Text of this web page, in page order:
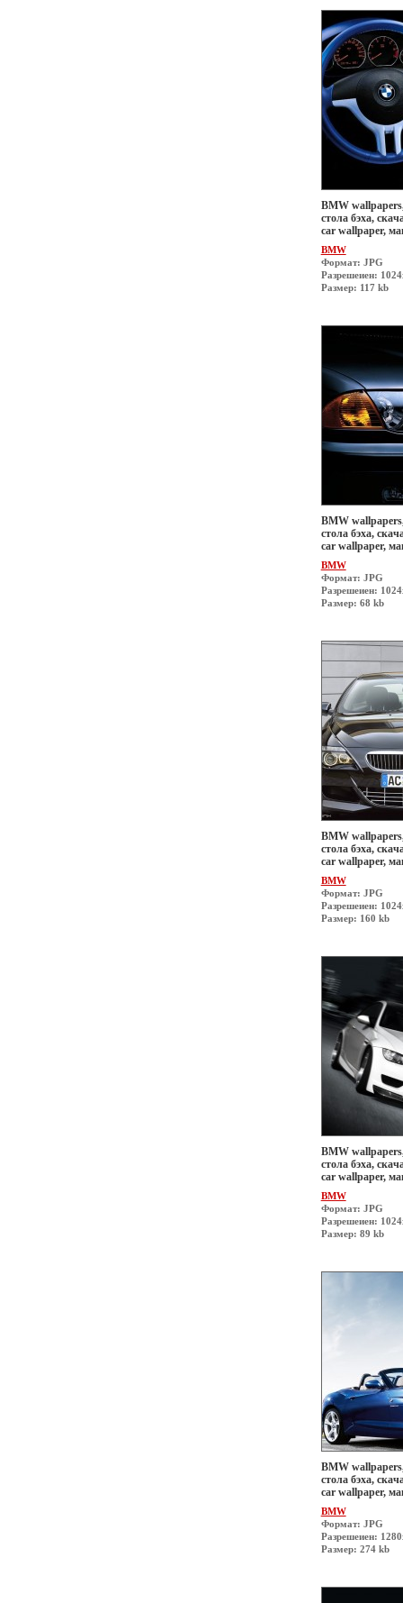
BMW
стола бэха,
car wallpaper,
BMW
Формат: JPG
Разрешеиен:
Размер: 117 kb
BMW
стола бэха,
car wallpaper,
BMW
Формат: JPG
Разрешеиен:
Размер: 68 kb
BMW
стола бэха,
car wallpaper,
BMW
Формат: JPG
Разрешеиен:
Размер: 160 kb
BMW
стола бэха,
car wallpaper,
BMW
Формат: JPG
Разрешеиен:
Размер: 89 kb
BMW
стола бэха,
car wallpaper,
BMW
Формат: JPG
Разрешеиен:
Размер: 274 kb